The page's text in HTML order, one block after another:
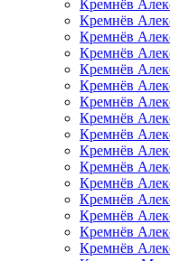
Кремнёв
Кремнёв
Кремнёв
Кремнёв
Кремнёв
Кремнёв
Кремнёв
Кремнёв
Кремнёв
Кремнёв
Кремнёв
Кремнёв
Кремнёв
Кремнёв
Кремнёв
Кремнёв